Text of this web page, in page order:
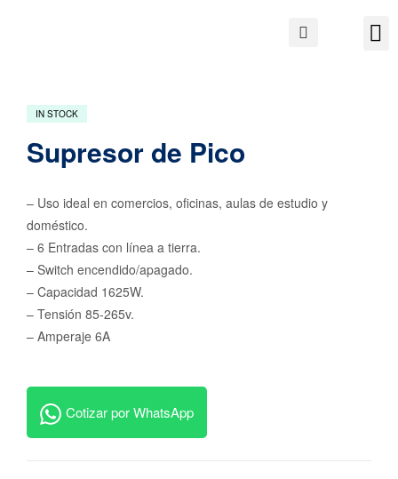
IN STOCK
Supresor de Pico
– Uso ideal en comercios, oficinas, aulas de estudio y
doméstico.
– 6 Entradas con línea a tierra.
– Switch encendido/apagado.
– Capacidad 1625W.
– Tensión 85-265v.
– Amperaje 6A
Cotizar por WhatsApp